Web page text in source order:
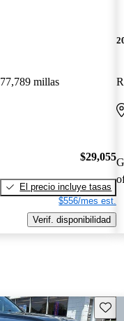
77,789 millas
$29,055
El precio incluye tasas
$556/mes est.
Verif. disponibilidad